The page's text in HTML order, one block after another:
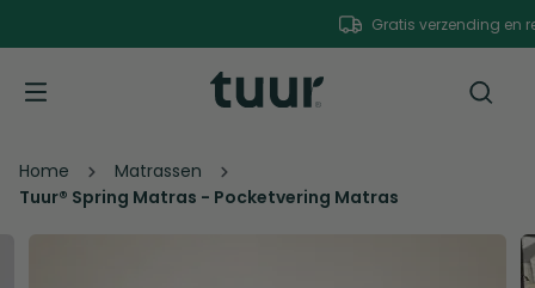
Gratis verzending en retour
Home
Matrassen
Tuur® Spring Matras - Pocketvering Matras